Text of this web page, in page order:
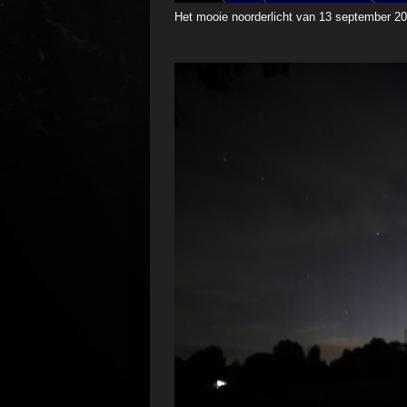
Het mooie noorderlicht van 13 september